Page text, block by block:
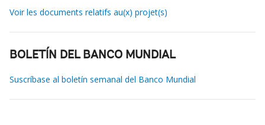
Voir les documents relatifs au(x) projet(s)
BOLETÍN DEL BANCO MUNDIAL
Suscríbase al boletín semanal del Banco Mundial